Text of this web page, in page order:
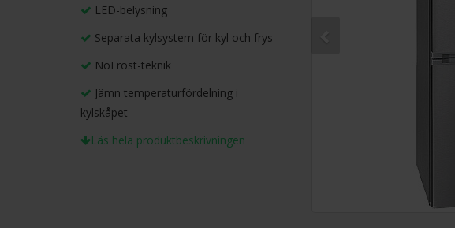
LED-belysning
Separata kylsystem för kyl och frys
NoFrost-teknik
Jämn temperaturfördelning i
kylskåpet
Läs hela produktbeskrivningen